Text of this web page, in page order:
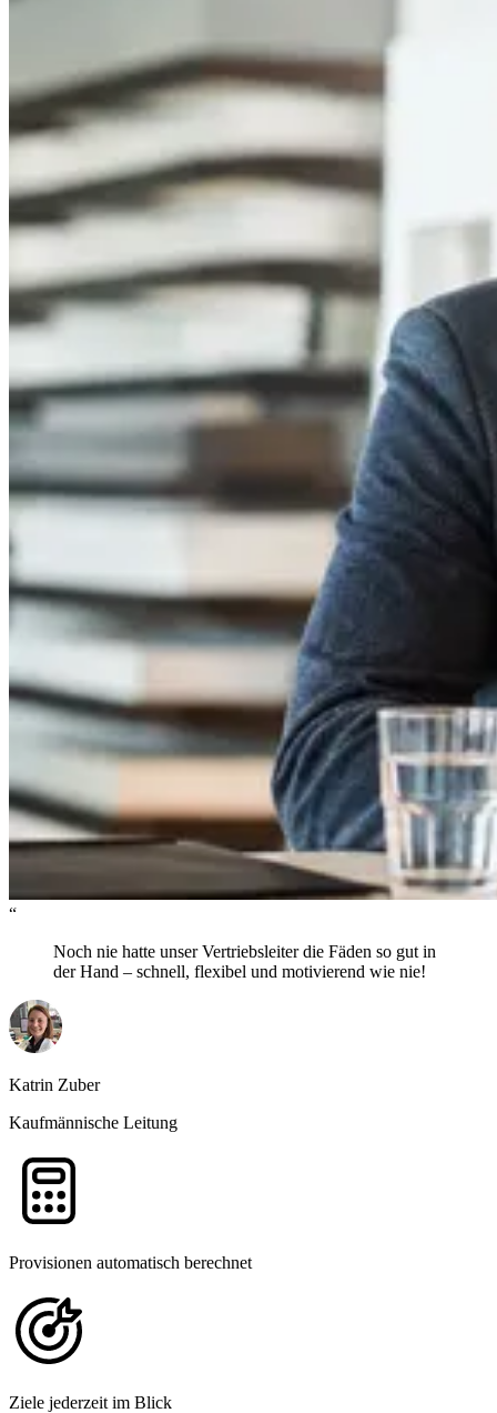
“
Noch nie hatte unser Vertriebsleiter die Fäden so gut in
der Hand – schnell, flexibel und motivierend wie nie!
Katrin Zuber
Kaufmännische Leitung
Provisionen automatisch berechnet
Ziele jederzeit im Blick